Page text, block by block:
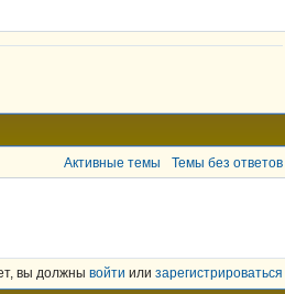
Активные темы Темы без ответов
вы должны войти или зарегистрироваться